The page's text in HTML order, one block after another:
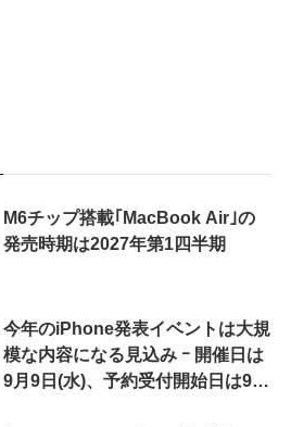
M6チップ搭載｢MacBook Air｣の
発売時期は2027年第1四半期
今年のiPhone発表イベントは大規
模な内容になる見込み ｰ 開催日は
9月9日(水)、予約受付開始日は9月